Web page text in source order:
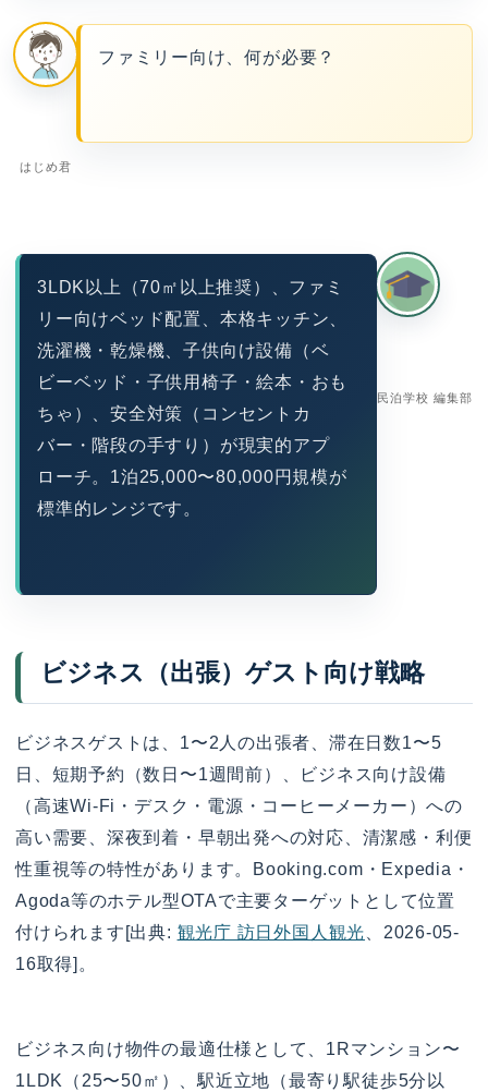
はじめ君
ファミリー向け、何が必要？
民泊学校 編集部
3LDK以上（70㎡以上推奨）、ファミ
リー向けベッド配置、本格キッチン、
洗濯機・乾燥機、子供向け設備（ベ
ビーベッド・子供用椅子・絵本・おも
ちゃ）、安全対策（コンセントカ
バー・階段の手すり）が現実的アプ
ローチ。1泊25,000〜80,000円規模が
標準的レンジです。
ビジネス（出張）ゲスト向け戦略
ビジネスゲストは、1〜2人の出張者、滞在日数1〜5
日、短期予約（数日〜1週間前）、ビジネス向け設備
（高速Wi-Fi・デスク・電源・コーヒーメーカー）への
高い需要、深夜到着・早朝出発への対応、清潔感・利便
性重視等の特性があります。Booking.com・Expedia・
Agoda等のホテル型OTAで主要ターゲットとして位置
付けられます[出典: 観光庁 訪日外国人観光 、2026-05-
16取得]。
ビジネス向け物件の最適仕様として、1Rマンション〜
1LDK（25〜50㎡）、駅近立地（最寄り駅徒歩5分以